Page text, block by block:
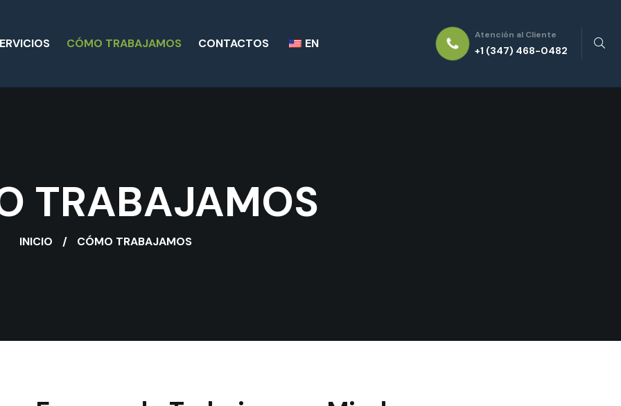
CÓMO TRABAJAMOS CONTACTOS EN
Atención al Cliente
+1 (347) 468-0482
TRABAJAMOS
INICIO CÓMO TRABAJAMOS